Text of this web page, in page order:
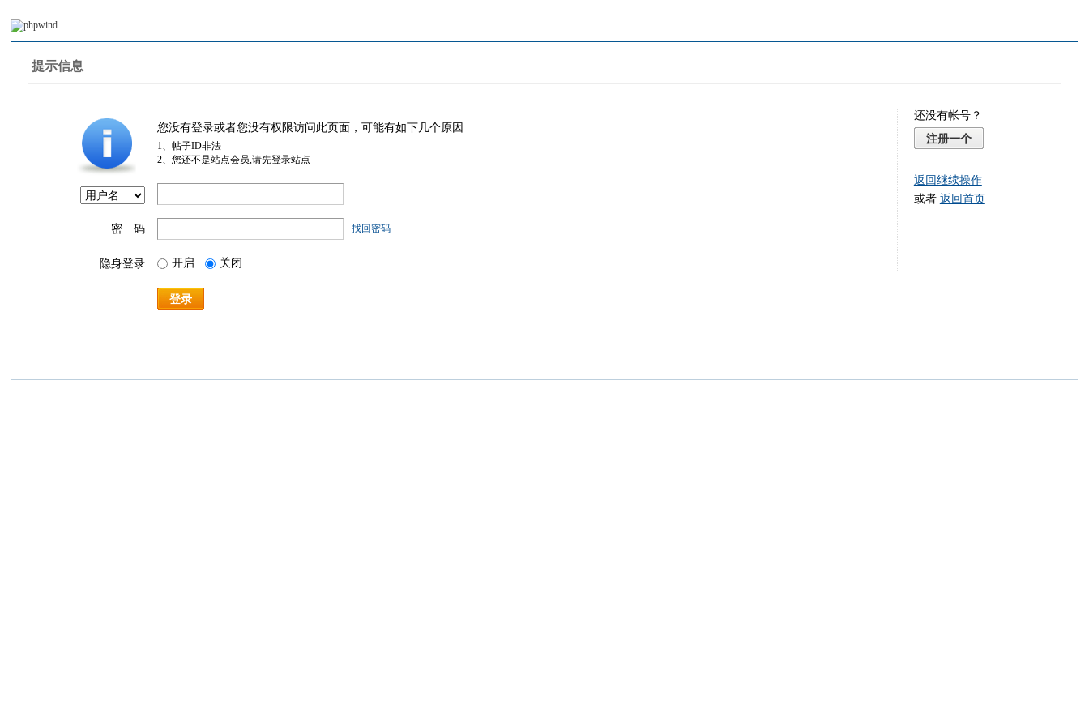
提示信息
您没有登录或者您没有权限访问此页面，可能有如下几个原因
1、帖子ID非法
2、您还不是站点会员,请先登录站点
密 码 找回密码
隐身登录 开启 关闭
登录
还没有帐号？
注册一个
返回继续操作
或者 返回首页